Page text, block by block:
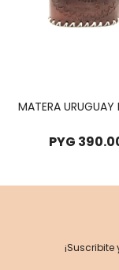
MATERA URUGUAY
PYG